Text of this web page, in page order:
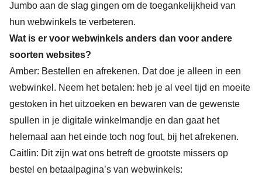
Jumbo aan de slag gingen om de toegankelijkheid van
hun webwinkels te verbeteren.
Wat is er voor webwinkels anders dan voor andere
soorten websites?
Amber: Bestellen en afrekenen. Dat doe je alleen in een
webwinkel. Neem het betalen: heb je al veel tijd en moeite
gestoken in het uitzoeken en bewaren van de gewenste
spullen in je digitale winkelmandje en dan gaat het
helemaal aan het einde toch nog fout, bij het afrekenen.
Caitlin: Dit zijn wat ons betreft de grootste missers op
bestel en betaalpagina’s van webwinkels: